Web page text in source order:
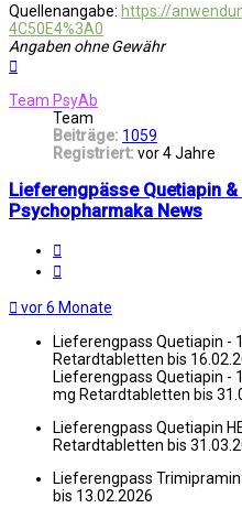
Quellenangabe: https://
4C50E4%3A0
Angaben ohne Gewähr
Team PsyAb
Team
Beiträge: 1059
Registriert: vor 4 Jahre
Lieferengpässe Quetiapin
Psychopharmaka News
vor 6 Monate
Lieferengpass Quetiapin -
Retardtabletten bis
Lieferengpass Quetiapin -
mg Retardtabletten bis
Lieferengpass Quetiapin
Retardtabletten bis
Lieferengpass
bis 13.02.2026